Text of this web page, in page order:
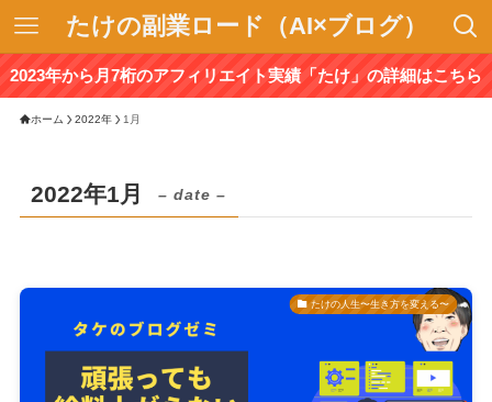
たけの副業ロード（AI×ブログ）
2023年から月7桁のアフィリエイト実績「たけ」の詳細はこちら
ホーム 2022年 1月
2022年1月 – date –
たけの人生〜生き方を変える〜